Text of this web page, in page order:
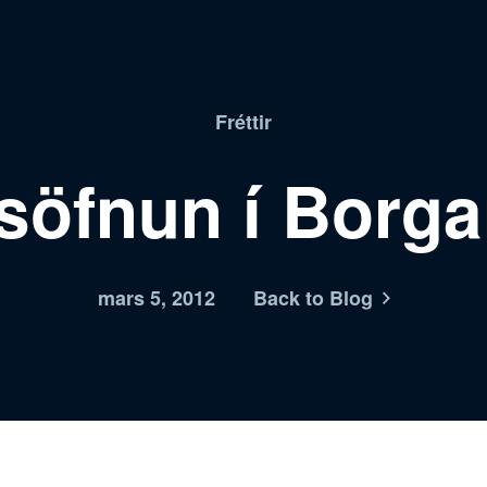
Fréttir
í
mars 5, 2012 Back to Blog